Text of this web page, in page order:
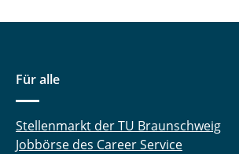
Für alle
Stellenmarkt der TU Braunschweig
Jobbörse des Career Service